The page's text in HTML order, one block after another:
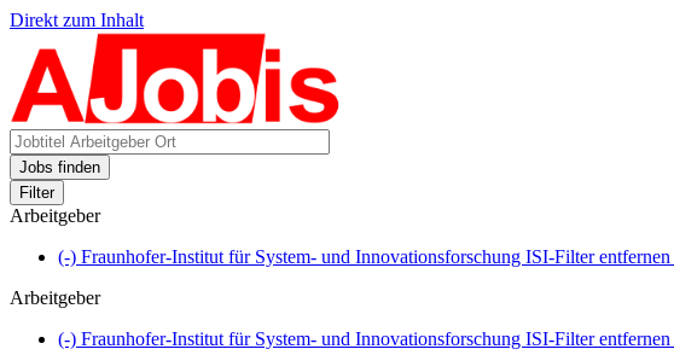
Direkt zum Inhalt
Jobs finden
Filter
Arbeitgeber
(-) Fraunhofer-Institut für System- und Innovationsforschung ISI-Filter entfernen
Arbeitgeber
(-) Fraunhofer-Institut für System- und Innovationsforschung ISI-Filter entfernen